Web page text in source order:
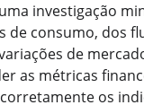
investigação
de consumo, dos
de
as métricas
os